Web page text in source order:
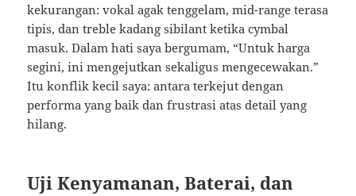
kekurangan: vokal agak tenggelam, mid-range terasa
tipis, dan treble kadang sibilant ketika cymbal
masuk. Dalam hati saya bergumam, “Untuk harga
segini, ini mengejutkan sekaligus mengecewakan.”
Itu konflik kecil saya: antara terkejut dengan
performa yang baik dan frustrasi atas detail yang
hilang.
Uji Kenyamanan, Baterai, dan